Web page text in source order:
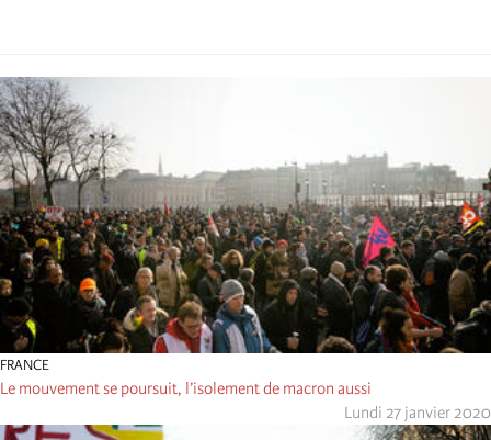
FRANCE
Le mouvement se poursuit, l’isolement de macron aussi
Lundi 27 janvier 2020